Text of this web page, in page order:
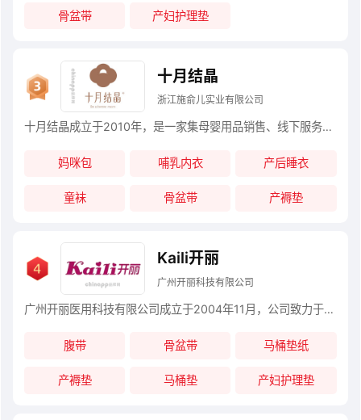
骨盆带 产妇护理垫
十月结晶
浙江施俞儿实业有限公司
十月结晶成立于2010年，是一家集母婴用品销售、线下服务为一体的综合型孕婴护理品牌，核心品类覆盖待产用品、产后护理用品、婴童洗护用品、初生婴儿用品等全系母婴产品。
妈咪包 哺乳内衣 产后睡衣
童袜 骨盆带 产褥垫
Kaili开丽
广州开丽科技有限公司
广州开丽医用科技有限公司成立于2004年11月，公司致力于孕产妇、婴儿卫生护理用品的研发、生产和营销，开丽系列产品严格按照国家和行业规定的标准进行生产。
腹带 骨盆带 马桶垫纸
产褥垫 马桶垫 产妇护理垫